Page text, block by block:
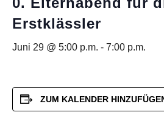
Erstklässler
Juni 29 @ 5:00 p.m. - 7:00 p.m.
ZUM KALENDER